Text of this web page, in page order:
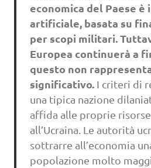
economica del Paese è
artificiale, basata su
per scopi militari.
Europea continuerà a
questo non
significativo.I criteri di
una tipica nazione
affida alle proprie
all’Ucraina. Le autorità
sottrarre all’economia
popolazione molto